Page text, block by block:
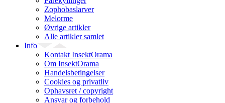
Zophobaslarver
Melorme
Øvrige artikler
Alle artikler samlet
Info
Kontakt InsektOrama
Om InsektOrama
Handelsbetingelser
Cookies og privatliv
Ophavsret / copyright
Ansvar og forbehold